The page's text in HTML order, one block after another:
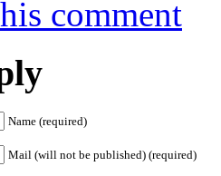
comment
Name (required)
Mail (will not be published) (required)